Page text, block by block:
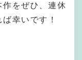
作をぜひ、連休
幸いです！